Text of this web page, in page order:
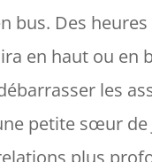
bus. Des
en haut ou
les
petite sœur de
plus